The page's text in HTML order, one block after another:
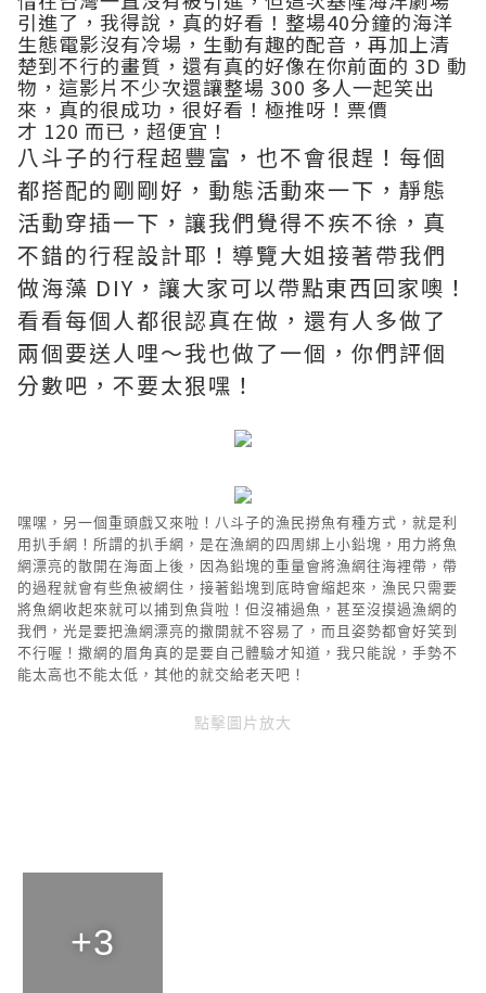
引進了，我得說，真的好看！整場40分鐘的海洋
生態電影沒有冷場，生動有趣的配音，再加上清
楚到不行的畫質，還有真的好像在你前面的 3D 動
物，這影片不少次還讓整場 300 多人一起笑出
來，真的很成功，很好看！極推呀！票價
才 120 而已，超便宜！
八斗子的行程超豐富，也不會很趕！每個
都搭配的剛剛好，動態活動來一下，靜態
活動穿插一下，讓我們覺得不疾不徐，真
不錯的行程設計耶！導覽大姐接著帶我們
做海藻 DIY，讓大家可以帶點東西回家噢！
看看每個人都很認真在做，還有人多做了
兩個要送人哩～我也做了一個，你們評個
分數吧，不要太狠嘿！
嘿嘿，另一個重頭戲又來啦！八斗子的漁民撈魚有種方式，就是利
用扒手網！所謂的扒手網，是在漁網的四周綁上小鉛塊，用力將魚
網漂亮的散開在海面上後，因為鉛塊的重量會將漁網往海裡帶，帶
的過程就會有些魚被網住，接著鉛塊到底時會縮起來，漁民只需要
將魚網收起來就可以捕到魚貨啦！但沒補過魚，甚至沒摸過漁網的
我們，光是要把漁網漂亮的撒開就不容易了，而且姿勢都會好笑到
不行喔！撒網的眉角真的是要自己體驗才知道，我只能說，手勢不
能太高也不能太低，其他的就交給老天吧！
點擊圖片放大
+3